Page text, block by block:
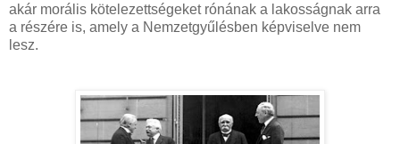
akár morális kötelezettségeket rónának a lakosságnak arra
a részére is, amely a Nemzetgyűlésben képviselve nem
lesz.